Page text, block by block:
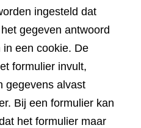
ingesteld dat
gegeven antwoord
in een cookie. De
formulier invult,
gegevens alvast
Bij een formulier kan
het formulier maar